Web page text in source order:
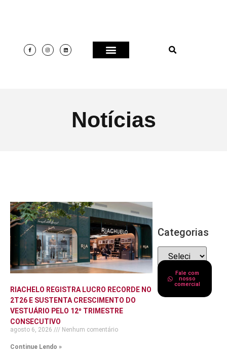
Notícias
RIACHELO REGISTRA LUCRO RECORDE NO
2T26 E SUSTENTA CRESCIMENTO DO
VESTUÁRIO PELO 12º TRIMESTRE
CONSECUTIVO
agosto 6, 2026 Nenhum comentário
Continue Lendo »
Categorias
Fale com
nosso
comercial